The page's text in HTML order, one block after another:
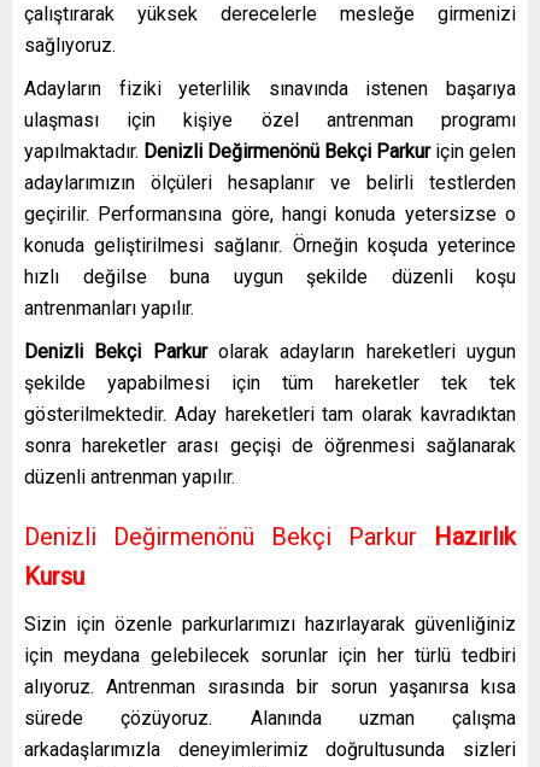
çalıştırarak yüksek derecelerle mesleğe girmenizi
sağlıyoruz.
Adayların fiziki yeterlilik sınavında istenen başarıya
ulaşması için kişiye özel antrenman programı
yapılmaktadır. Denizli Değirmenönü Bekçi Parkur için gelen
adaylarımızın ölçüleri hesaplanır ve belirli testlerden
geçirilir. Performansına göre, hangi konuda yetersizse o
konuda geliştirilmesi sağlanır. Örneğin koşuda yeterince
hızlı değilse buna uygun şekilde düzenli koşu
antrenmanları yapılır.
Denizli Bekçi Parkur olarak adayların hareketleri uygun
şekilde yapabilmesi için tüm hareketler tek tek
gösterilmektedir. Aday hareketleri tam olarak kavradıktan
sonra hareketler arası geçişi de öğrenmesi sağlanarak
düzenli antrenman yapılır.
Denizli Değirmenönü Bekçi Parkur Hazırlık
Kursu
Sizin için özenle parkurlarımızı hazırlayarak güvenliğiniz
için meydana gelebilecek sorunlar için her türlü tedbiri
alıyoruz. Antrenman sırasında bir sorun yaşanırsa kısa
sürede çözüyoruz. Alanında uzman çalışma
arkadaşlarımızla deneyimlerimiz doğrultusunda sizleri